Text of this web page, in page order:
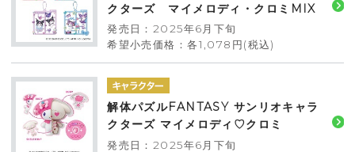
クターズ マイメロディ・クロミMIX
発売日：2025年6月下旬
希望小売価格：各1,078円(税込)
解体パズルFANTASY サンリオキャラ
クターズ マイメロディ♡クロミ
発売日：2025年6月下旬